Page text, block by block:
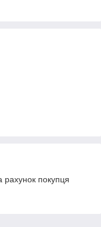
рахунок покупця